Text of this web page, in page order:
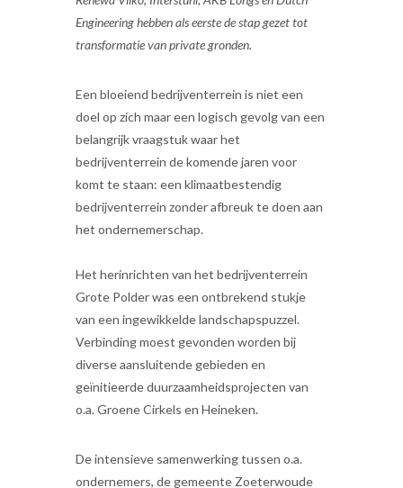
Engineering hebben als eerste de stap gezet tot
transformatie van private gronden.
Een bloeiend bedrijventerrein is niet een
doel op zich maar een logisch gevolg van een
belangrijk vraagstuk waar het
bedrijventerrein de komende jaren voor
komt te staan: een klimaatbestendig
bedrijventerrein zonder afbreuk te doen aan
het ondernemerschap.
Het herinrichten van het bedrijventerrein
Grote Polder was een ontbrekend stukje
van een ingewikkelde landschapspuzzel.
Verbinding moest gevonden worden bij
diverse aansluitende gebieden en
geïnitieerde duurzaamheidsprojecten van
o.a. Groene Cirkels en Heineken.
De intensieve samenwerking tussen o.a.
ondernemers, de gemeente Zoeterwoude